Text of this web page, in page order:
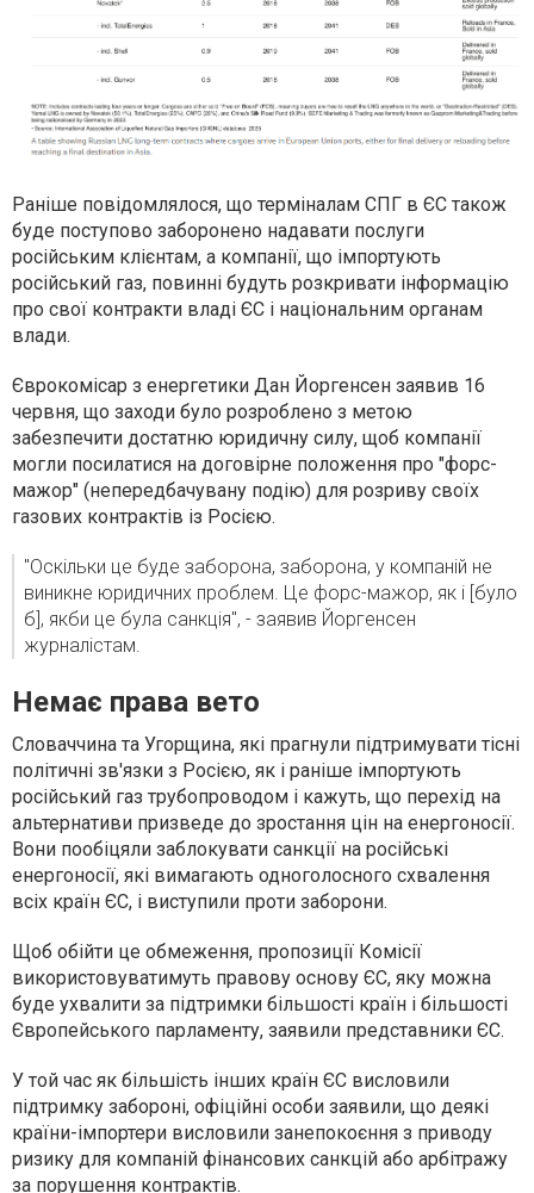
Раніше повідомлялося, що терміналам СПГ в ЄС також
буде поступово заборонено надавати послуги
російським клієнтам, а компанії, що імпортують
російський газ, повинні будуть розкривати інформацію
про свої контракти владі ЄС і національним органам
влади.
Єврокомісар з енергетики Дан Йоргенсен заявив 16
червня, що заходи було розроблено з метою
забезпечити достатню юридичну силу, щоб компанії
могли посилатися на договірне положення про "форс-
мажор" (непередбачувану подію) для розриву своїх
газових контрактів із Росією.
"Оскільки це буде заборона, заборона, у компаній не
виникне юридичних проблем. Це форс-мажор, як і [було
б], якби це була санкція", - заявив Йоргенсен
журналістам.
Немає права вето
Словаччина та Угорщина, які прагнули підтримувати тісні
політичні зв'язки з Росією, як і раніше імпортують
російський газ трубопроводом і кажуть, що перехід на
альтернативи призведе до зростання цін на енергоносії.
Вони пообіцяли заблокувати санкції на російські
енергоносії, які вимагають одноголосного схвалення
всіх країн ЄС, і виступили проти заборони.
Щоб обійти це обмеження, пропозиції Комісії
використовуватимуть правову основу ЄС, яку можна
буде ухвалити за підтримки більшості країн і більшості
Європейського парламенту, заявили представники ЄС.
У той час як більшість інших країн ЄС висловили
підтримку забороні, офіційні особи заявили, що деякі
країни-імпортери висловили занепокоєння з приводу
ризику для компаній фінансових санкцій або арбітражу
за порушення контрактів.